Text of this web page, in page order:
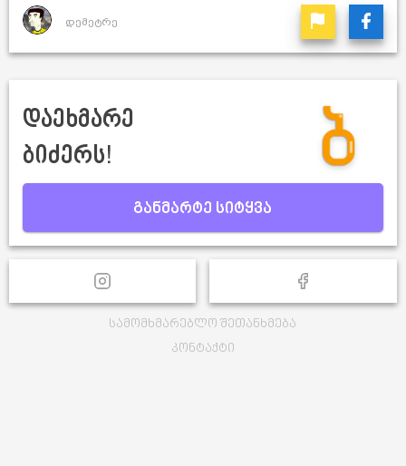
დემეტრე
დაეხმარე
ბიძერს!
განმარტე სიტყვა
სამომხმარებლო შეთანხმება
კონტაქტი